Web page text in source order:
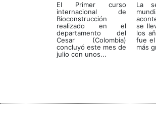
El Primer curso
internacional de
Bioconstrucción
realizado en el
departamento del
Cesar (Colombia)
concluyó este mes de
julio con unos...
La
se
los
fue
más